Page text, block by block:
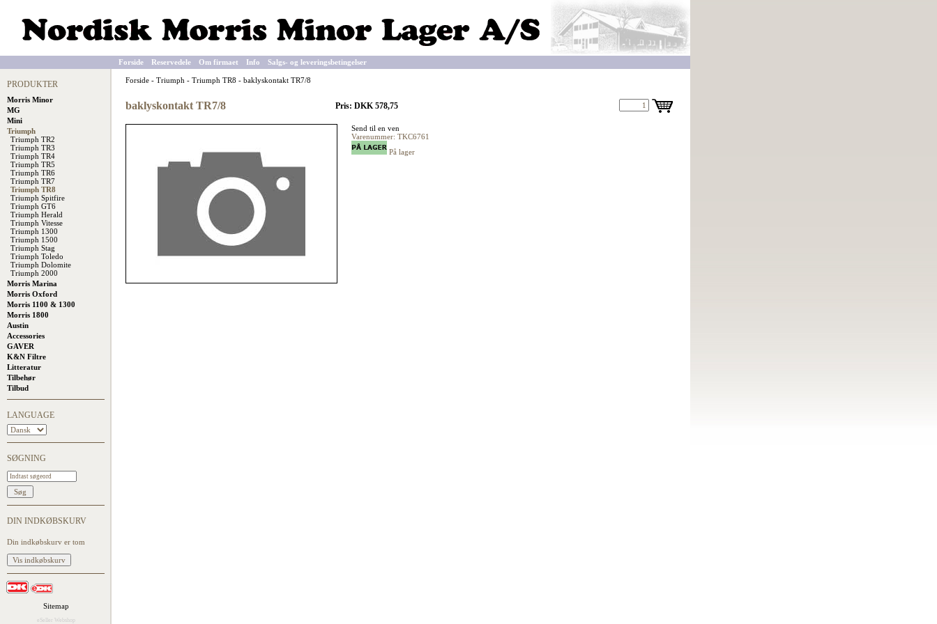
Forside Reservedele Om firmaet Info Salgs- og leveringsbetingelser
PRODUKTER
Morris Minor
MG
Mini
Triumph
Triumph TR2
Triumph TR3
Triumph TR4
Triumph TR5
Triumph TR6
Triumph TR7
Triumph TR8
Triumph Spitfire
Triumph GT6
Triumph Herald
Triumph Vitesse
Triumph 1300
Triumph 1500
Triumph Stag
Triumph Toledo
Triumph Dolomite
Triumph 2000
Morris Marina
Morris Oxford
Morris 1100 & 1300
Morris 1800
Austin
Accessories
GAVER
K&N Filtre
Litteratur
Tilbehør
Tilbud
LANGUAGE
SØGNING
DIN INDKØBSKURV
Din indkøbskurv er tom
Sitemap
eSeller Webshop
Forside - Triumph - Triumph TR8 - baklyskontakt TR7/8
baklyskontakt TR7/8 Pris: DKK 578,75
Send til en ven
Varenummer: TKC6761
På lager